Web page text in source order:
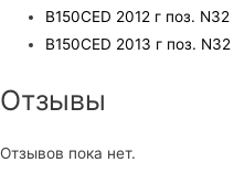
B150CED 2012 г поз. N32
B150CED 2013 г поз. N32
Отзывы
Отзывов пока нет.